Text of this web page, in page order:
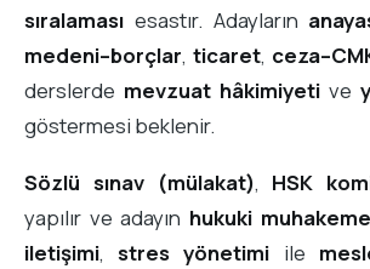
sıralaması esastır. Adayların
medeni–borçlar, ticaret,
derslerde mevzuat hâkimiyeti ve
göstermesi beklenir.
Sözlü sınav (mülakat), HSK
yapılır ve adayın hukuki
iletişimi,stres yönetimi ile